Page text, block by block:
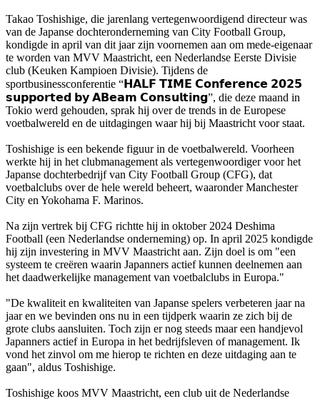
Takao Toshishige, die jarenlang vertegenwoordigend directeur was
van de Japanse dochteronderneming van City Football Group,
kondigde in april van dit jaar zijn voornemen aan om mede-eigenaar
te worden van MVV Maastricht, een Nederlandse Eerste Divisie
club (Keuken Kampioen Divisie). Tijdens de
sportbusinessconferentie “𝗛𝗔𝗟𝗙 𝗧𝗜𝗠𝗘 𝗖𝗼𝗻𝗳𝗲𝗿𝗲𝗻𝗰𝗲 𝟮𝟬𝟮𝟱
𝘀𝘂𝗽𝗽𝗼𝗿𝘁𝗲𝗱 𝗯𝘆 𝗔𝗕𝗲𝗮𝗺 𝗖𝗼𝗻𝘀𝘂𝗹𝘁𝗶𝗻𝗴”, die deze maand in
Tokio werd gehouden, sprak hij over de trends in de Europese
voetbalwereld en de uitdagingen waar hij bij Maastricht voor staat.
Toshishige is een bekende figuur in de voetbalwereld. Voorheen
werkte hij in het clubmanagement als vertegenwoordiger voor het
Japanse dochterbedrijf van City Football Group (CFG), dat
voetbalclubs over de hele wereld beheert, waaronder Manchester
City en Yokohama F. Marinos.
Na zijn vertrek bij CFG richtte hij in oktober 2024 Deshima
Football (een Nederlandse onderneming) op. In april 2025 kondigde
hij zijn investering in MVV Maastricht aan. Zijn doel is om "een
systeem te creëren waarin Japanners actief kunnen deelnemen aan
het daadwerkelijke management van voetbalclubs in Europa."
"De kwaliteit en kwaliteiten van Japanse spelers verbeteren jaar na
jaar en we bevinden ons nu in een tijdperk waarin ze zich bij de
grote clubs aansluiten. Toch zijn er nog steeds maar een handjevol
Japanners actief in Europa in het bedrijfsleven of management. Ik
vond het zinvol om me hierop te richten en deze uitdaging aan te
gaan", aldus Toshishige.
Toshishige koos MVV Maastricht, een club uit de Nederlandse